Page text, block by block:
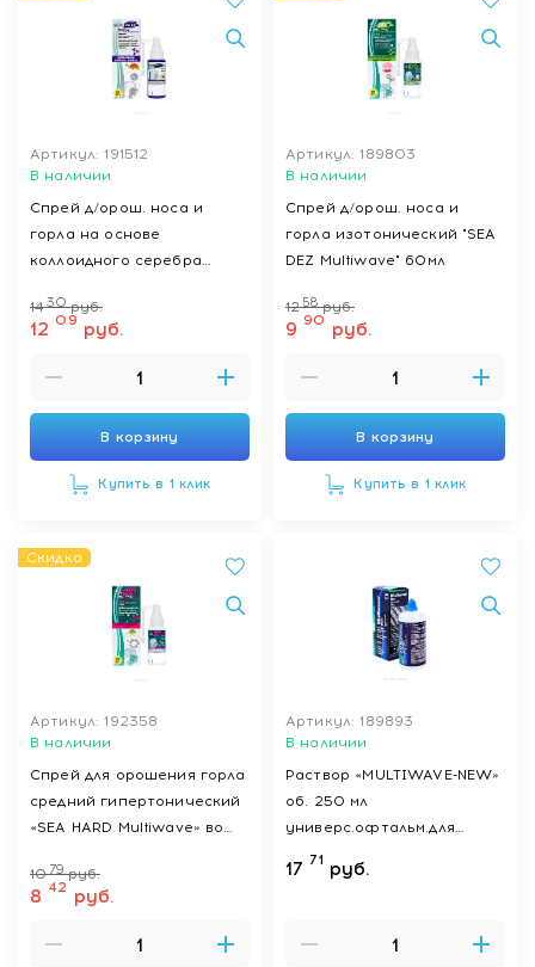
Артикул: 191512
В наличии
Спрей д/орош. носа и
горла на основе
коллоидного серебра
60мл
14 30 руб.
12 09 руб.
В корзину
Купить в 1 клик
Артикул: 189803
В наличии
Спрей д/орош. носа и
горла изотонический "SEA
DEZ Multiwave" 60мл
1258 руб.
9 90 руб.
В корзину
Купить в 1 клик
Скидка
Артикул: 192358
В наличии
Спрей для орошения горла
средний гипертонический
«SEA HARD Multiwave» во
10 79 руб.
8 42 руб.
Артикул: 189893
В наличии
Раствор «MULTIWAVE-NEW»
об. 250 мл
универс.офтальм.для
ухода за
конт.линзами,стерил.
17 71 руб.